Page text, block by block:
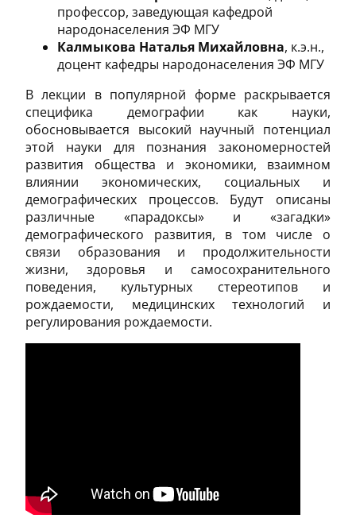
профессор, заведующая кафедрой
народонаселения ЭФ МГУ
Калмыкова Наталья Михайловна, к.э.н.,
доцент кафедры народонаселения ЭФ МГУ
В лекции в популярной форме раскрывается
специфика демографии как науки,
обосновывается высокий научный потенциал
этой науки для познания закономерностей
развития общества и экономики, взаимном
влиянии экономических, социальных и
демографических процессов. Будут описаны
различные «парадоксы» и «загадки»
демографического развития, в том числе о
связи образования и продолжительности
жизни, здоровья и самосохранительного
поведения, культурных стереотипов и
рождаемости, медицинских технологий и
регулирования рождаемости.